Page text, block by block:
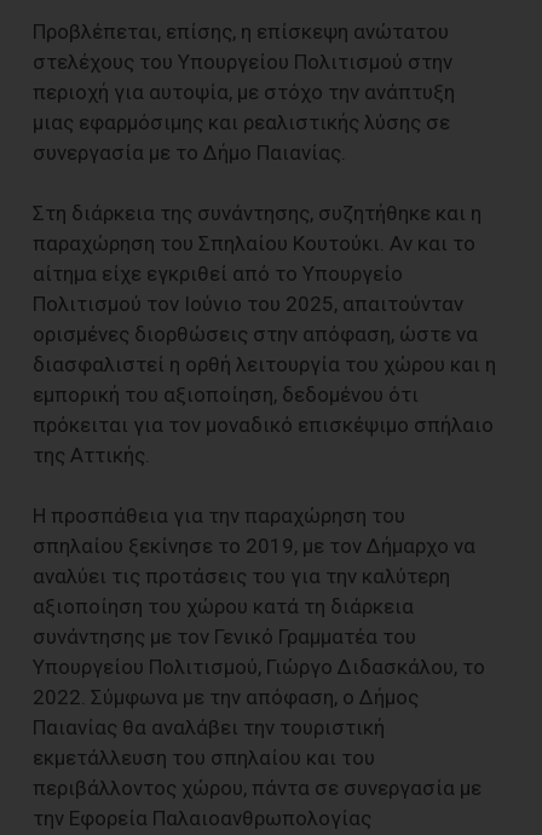
Προβλέπεται, επίσης, η επίσκεψη ανώτατου
στελέχους του Υπουργείου Πολιτισμού στην
περιοχή για αυτοψία, με στόχο την ανάπτυξη
μιας εφαρμόσιμης και ρεαλιστικής λύσης σε
συνεργασία με το Δήμο Παιανίας.
Στη διάρκεια της συνάντησης, συζητήθηκε και η
παραχώρηση του Σπηλαίου Κουτούκι. Αν και το
αίτημα είχε εγκριθεί από το Υπουργείο
Πολιτισμού τον Ιούνιο του 2025, απαιτούνταν
ορισμένες διορθώσεις στην απόφαση, ώστε να
διασφαλιστεί η ορθή λειτουργία του χώρου και η
εμπορική του αξιοποίηση, δεδομένου ότι
πρόκειται για τον μοναδικό επισκέψιμο σπήλαιο
της Αττικής.
Η προσπάθεια για την παραχώρηση του
σπηλαίου ξεκίνησε το 2019, με τον Δήμαρχο να
αναλύει τις προτάσεις του για την καλύτερη
αξιοποίηση του χώρου κατά τη διάρκεια
συνάντησης με τον Γενικό Γραμματέα του
Υπουργείου Πολιτισμού, Γιώργο Διδασκάλου, το
2022. Σύμφωνα με την απόφαση, ο Δήμος
Παιανίας θα αναλάβει την τουριστική
εκμετάλλευση του σπηλαίου και του
περιβάλλοντος χώρου, πάντα σε συνεργασία με
την Εφορεία Παλαιοανθρωπολογίας